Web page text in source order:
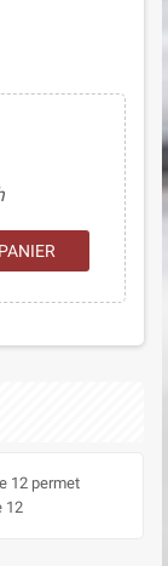
12 permet
12